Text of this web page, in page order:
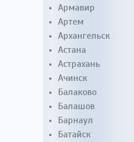
Армавир
Артем
Архангельск
Астана
Астрахань
Ачинск
Балаково
Балашов
Барнаул
Батайск